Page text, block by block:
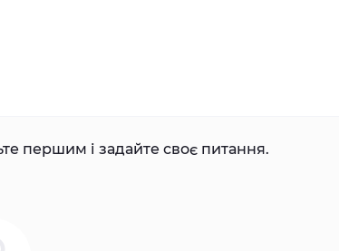
першим і задайте своє питання.